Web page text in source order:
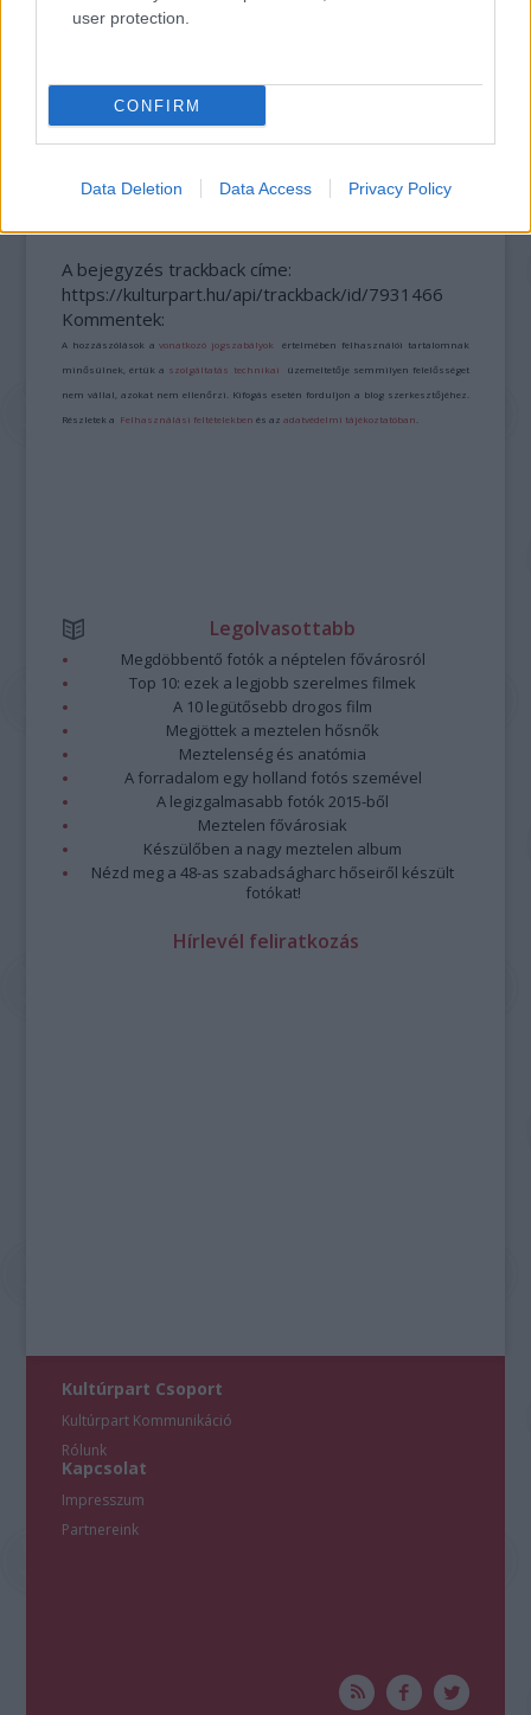
user protection.
CONFIRM
Data Deletion Data Access Privacy Policy
BLUE HERON: MAGYAR KÖZREMŰKÖDÉSSEL
KÉSZÜLT FILM LETT A LEGJOBB ELSŐFILM
A bejegyzés trackback címe:
https://kulturpart.hu/api/trackback/id/7931466
Kommentek:
A hozzászólások avonatkozó jogszabályok értelmében felhasználói tartalomnak
minősülnek, értük a szolgáltatás technikai üzemeltetője semmilyen felelősséget
nem vállal, azokat nem ellenőrzi. Kifogás esetén forduljon a blog szerkesztőjéhez.
Részletek a Felhasználási feltételekben és azadatvédelmi tájékoztatóban
Legolvasottabb
Megdöbbentő fotók a néptelen fővárosról
Top 10: ezek a legjobb szerelmes filmek
A 10 legütősebb drogos film
Megjöttek a meztelen hősnők
Meztelenség és anatómia
A forradalom egy holland fotós szemével
A legizgalmasabb fotók 2015-ből
Meztelen fővárosiak
Készülőben a nagy meztelen album
Nézd meg a 48-as szabadságharc hőseiről készült
fotókat!
Hírlevél feliratkozás
Kultúrpart Csoport
Kultúrpart Kommunikáció
Rólunk
Kapcsolat
Impresszum
Partnereink